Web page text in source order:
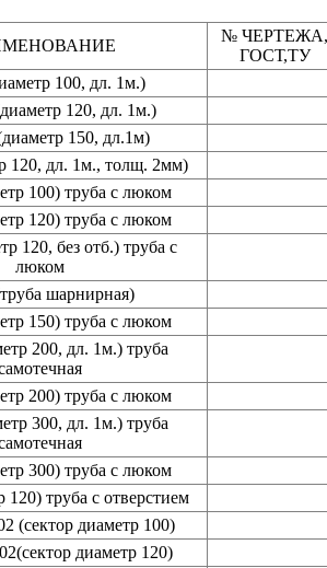
№ ЧЕРТЕЖА,
ГОСТ,ТУ
100, дл. 1м.)
120, дл. 1м.)
150, дл.1м)
120, дл. 1м., толщ. 2мм)
100) труба с люком
120) труба с люком
120, без отб.) труба с
люком
шарнирная)
150) труба с люком
200, дл. 1м.) труба
200) труба с люком
300, дл. 1м.) труба
300) труба с люком
труба с отверстием
(сектор диаметр 100)
диаметр 120)